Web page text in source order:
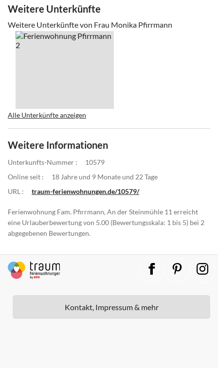
Weitere Unterkünfte
Weitere Unterkünfte von Frau Monika Pfirrmann
Alle Unterkünfte anzeigen
Weitere Informationen
Unterkunfts-Nummer :
10579
Online seit :
18 Jahre und 9 Monate und 22 Tage
URL :
traum-ferienwohnungen.de/10579/
Ferienwohnung Fam. Pfirrmann, An der Steinmühle 11 erreicht
eine Urlauberbewertung von 5.00 (Bewertungsskala: 1 bis 5) bei 2
abgegebenen Bewertungen.
Kontakt, Impressum & mehr